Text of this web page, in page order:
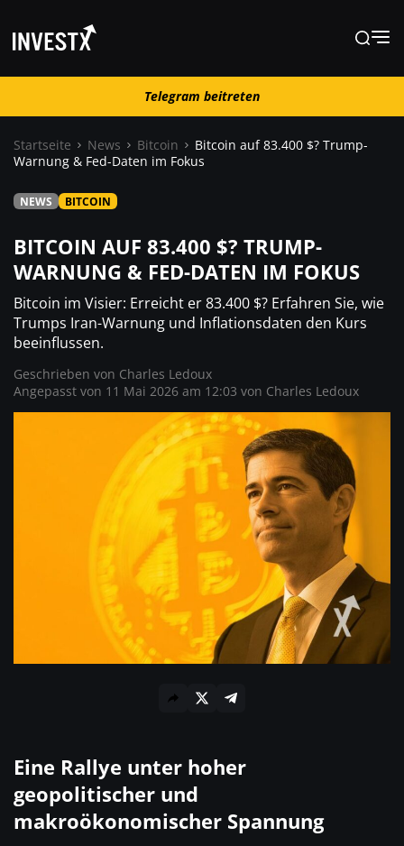
Telegram beitreten
Lernen
Trading
Wo kaufen ?
Casino
Telegram beitreten
Startseite News Bitcoin
Bitcoin auf 83.400 $? Trump-
Warnung & Fed-Daten im Fokus
NEWS BITCOIN
BITCOIN AUF 83.400 $? TRUMP-
WARNUNG & FED-DATEN IM FOKUS
Bitcoin im Visier: Erreicht er 83.400 $? Erfahren Sie, wie
Trumps Iran-Warnung und Inflationsdaten den Kurs
beeinflussen.
Geschrieben von Charles Ledoux
Angepasst von 11 Mai 2026 am 12:03 von Charles Ledoux
Eine Rallye unter hoher
geopolitischer und
makroökonomischer Spannung